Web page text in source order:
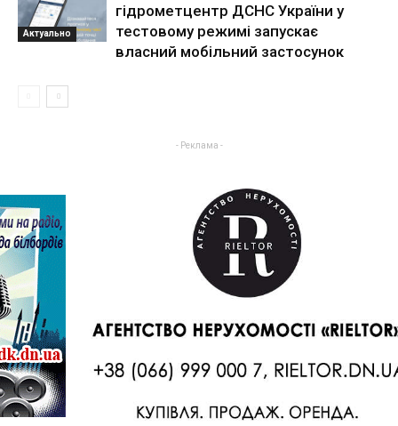
Актуально
гідрометцентр ДСНС України у
тестовому режимі запускає
власний мобільний застосунок
- Реклама -